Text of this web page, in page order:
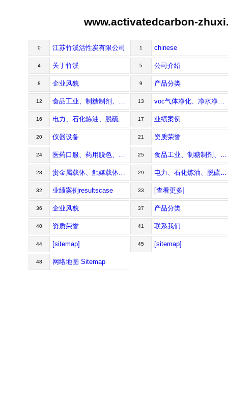
www.activatedcarbon-
0 江苏竹溪活性炭有限公司 1 chinese
4 关于竹溪 5 公司介绍
8 企业风貌 9 产品分类
12 食品工业、制糖制剂、甜味剂用系列活性炭 13 voc气体净化、净水净气、溶剂回收系列活性炭
16 电力、石化炼油、脱硫脱硝用系列活性炭 17 业绩案例
20 仪器设备 21 资质荣誉
24 医药口服、药用脱色、针剂精制用系列活性炭 25 食品工业、制糖制剂、甜味剂用系列活性炭
28 贵金属载体、触媒载体、黄金提纯用系列活性炭 29 电力、石化炼油、脱硫脱硝用系列活性炭
32 业绩案例resultscase 33 [查看更多]
36 企业风貌 37 产品分类
40 资质荣誉 41 联系我们
44 [sitemap] 45 [sitemap]
48 网络地图 Sitemap